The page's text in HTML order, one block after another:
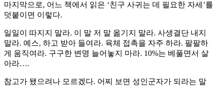
마지막으로, 어느 책에서 읽은 ‘친구 사귀는 데 필요한 자세’를
덧붙이면 이렇다.
일일이 따지지 말라. 이 말 저 말 옮기지 말라. 사생결단 내지
말라. 예스, 하고 받아 들여라. 육체 접촉을 자주 하라. 팔팔하
게 움직여라. 구구한 변명 늘어놓지 마라. 10%는 베풀면서 살
아라….
참고가 됐으려나 모르겠다. 어찌 보면 성인군자가 되라는 말